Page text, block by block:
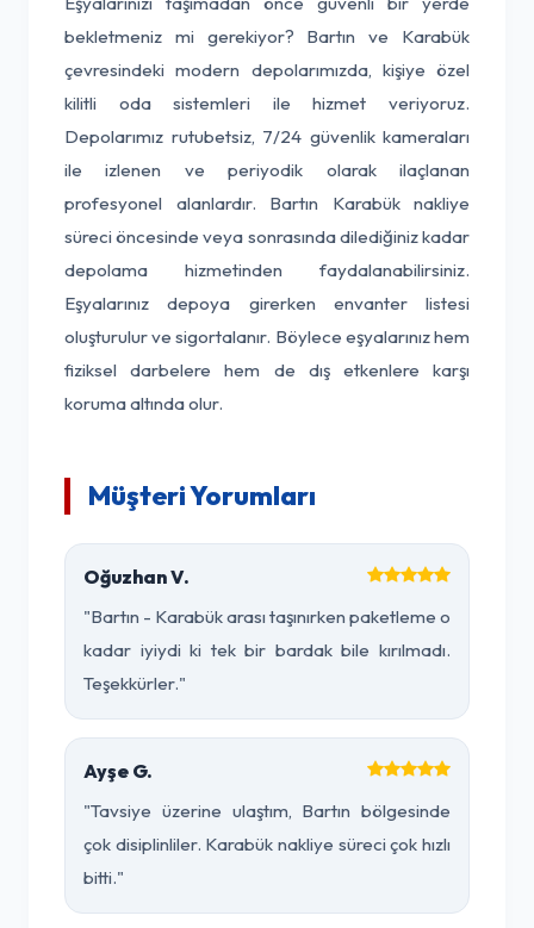
bekletmeniz mi gerekiyor? Bartın ve Karabük
çevresindeki modern depolarımızda, kişiye özel
kilitli oda sistemleri ile hizmet veriyoruz.
Depolarımız rutubetsiz, 7/24 güvenlik kameraları
ile izlenen ve periyodik olarak ilaçlanan
profesyonel alanlardır. Bartın Karabük nakliye
süreci öncesinde veya sonrasında dilediğiniz kadar
depolama hizmetinden faydalanabilirsiniz.
Eşyalarınız depoya girerken envanter listesi
oluşturulur ve sigortalanır. Böylece eşyalarınız hem
fiziksel darbelere hem de dış etkenlere karşı
koruma altında olur.
Müşteri Yorumları
Oğuzhan V.
"Bartın - Karabük arası taşınırken paketleme o
kadar iyiydi ki tek bir bardak bile kırılmadı.
Teşekkürler."
Ayşe G.
"Tavsiye üzerine ulaştım, Bartın bölgesinde
çok disiplinliler. Karabük nakliye süreci çok hızlı
bitti."